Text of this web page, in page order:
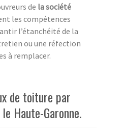
de la société
les compétences
l’étanchéité de la
ou une réfection
à remplacer.
de toiture par
Haute-Garonne.